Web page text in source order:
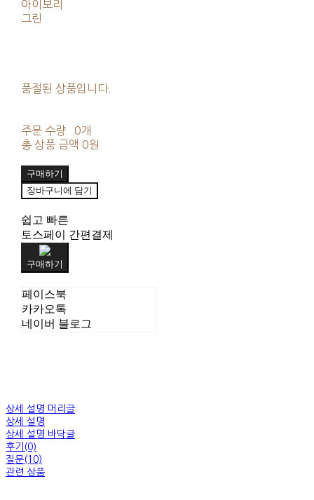
아이보리
그린
품절된 상품입니다.
주문 수량
0개
총 상품 금액 0원
구매하기
장바구니에 담기
쉽고 빠른
토스페이 간편결제
구매하기
페이스북
카카오톡
네이버 블로그
상세 설명 머리글
상세 설명
상세 설명 바닥글
후기(0)
질문(10)
관련 상품